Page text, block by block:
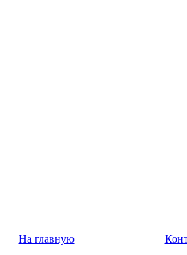
На главную